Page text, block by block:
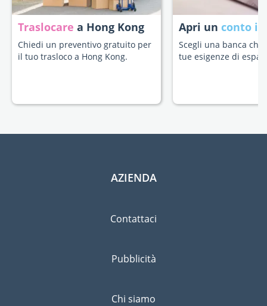
Traslocare a Hong Kong
Chiedi un preventivo gratuito per
il tuo trasloco a Hong Kong.
Apri un conto
Scegli una banca che
tue esigenze di
AZIENDA
Contattaci
Pubblicità
Chi siamo